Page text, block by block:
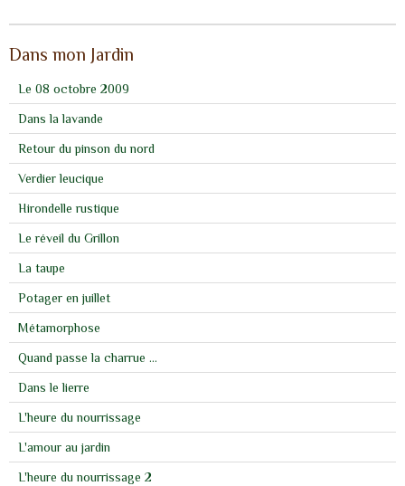
Dans mon Jardin
Le 08 octobre 2009
Dans la lavande
Retour du pinson du nord
Verdier leucique
Hirondelle rustique
Le réveil du Grillon
La taupe
Potager en juillet
Métamorphose
Quand passe la charrue ...
Dans le lierre
L'heure du nourrissage
L'amour au jardin
L'heure du nourrissage 2